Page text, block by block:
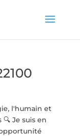
l'humain et
Je suis en